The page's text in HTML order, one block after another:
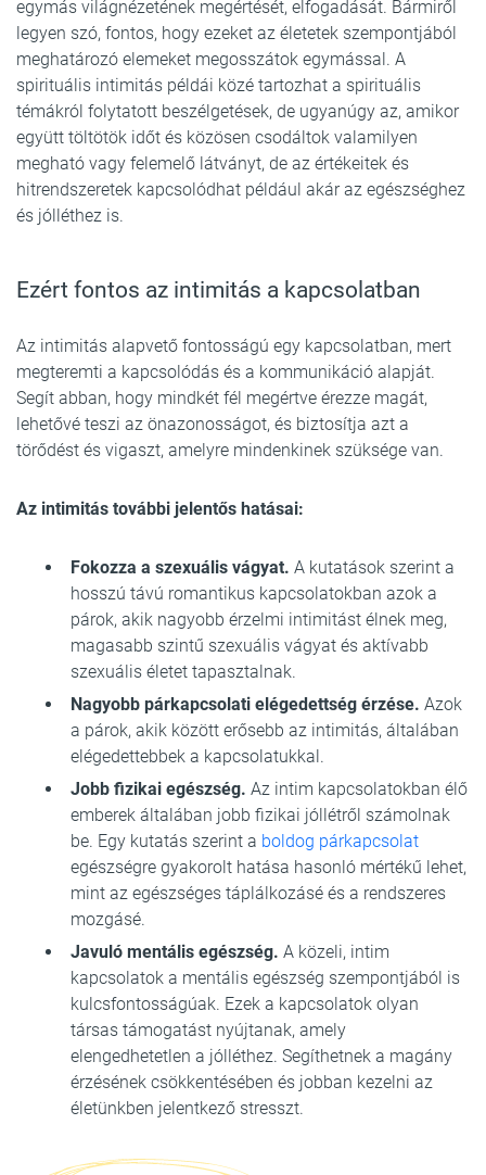
egymás világnézetének megértését, elfogadását. Bármiről
legyen szó, fontos, hogy ezeket az életetek szempontjából
meghatározó elemeket megosszátok egymással. A
spirituális intimitás példái közé tartozhat a spirituális
témákról folytatott beszélgetések, de ugyanúgy az, amikor
együtt töltötök időt és közösen csodáltok valamilyen
megható vagy felemelő látványt, de az értékeitek és
hitrendszeretek kapcsolódhat például akár az egészséghez
és jólléthez is.
Ezért fontos az intimitás a kapcsolatban
Az intimitás alapvető fontosságú egy kapcsolatban, mert
megteremti a kapcsolódás és a kommunikáció alapját.
Segít abban, hogy mindkét fél megértve érezze magát,
lehetővé teszi az önazonosságot, és biztosítja azt a
törődést és vigaszt, amelyre mindenkinek szüksége van.
Az intimitás további jelentős hatásai:
Fokozza a szexuális vágyat. A kutatások szerint a
hosszú távú romantikus kapcsolatokban azok a
párok, akik nagyobb érzelmi intimitást élnek meg,
magasabb szintű szexuális vágyat és aktívabb
szexuális életet tapasztalnak.
Nagyobb párkapcsolati elégedettség érzése. Azok
a párok, akik között erősebb az intimitás, általában
elégedettebbek a kapcsolatukkal.
Jobb fizikai egészség. Az intim kapcsolatokban élő
emberek általában jobb fizikai jóllétről számolnak
be. Egy kutatás szerint a boldog párkapcsolat
egészségre gyakorolt hatása hasonló mértékű lehet,
mint az egészséges táplálkozásé és a rendszeres
mozgásé.
Javuló mentális egészség. A közeli, intim
kapcsolatok a mentális egészség szempontjából is
kulcsfontosságúak. Ezek a kapcsolatok olyan
társas támogatást nyújtanak, amely
elengedhetetlen a jólléthez. Segíthetnek a magány
érzésének csökkentésében és jobban kezelni az
életünkben jelentkező stresszt.